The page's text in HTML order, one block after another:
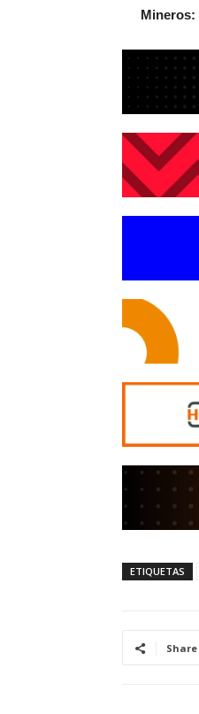
Mineros:
ETIQUETAS
Share